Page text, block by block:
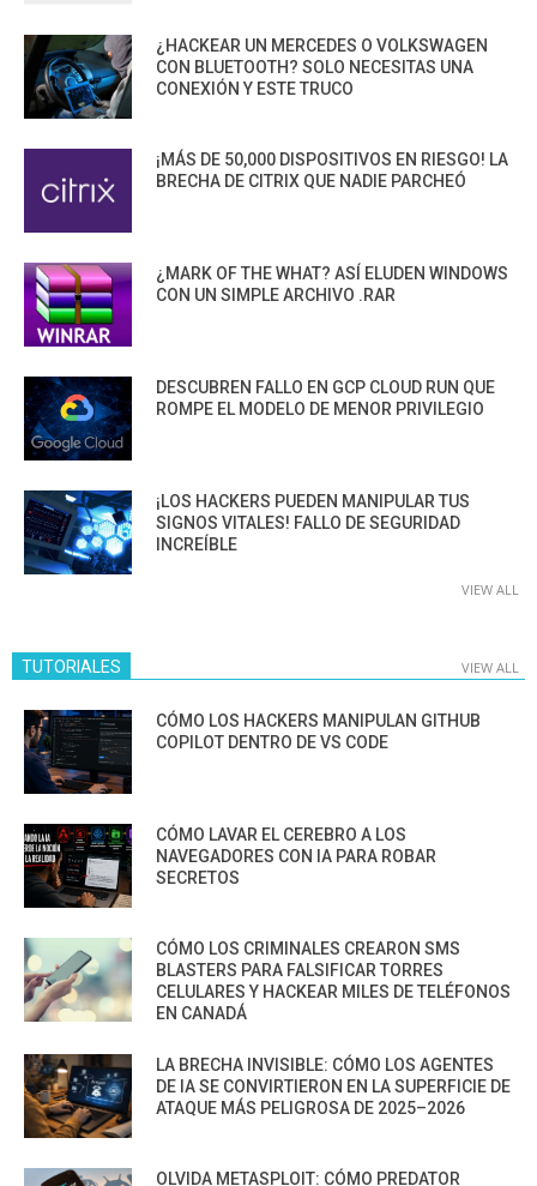
¿HACKEAR UN MERCEDES O VOLKSWAGEN
CON BLUETOOTH? SOLO NECESITAS UNA
CONEXIÓN Y ESTE TRUCO
¡MÁS DE 50,000 DISPOSITIVOS EN RIESGO! LA
BRECHA DE CITRIX QUE NADIE PARCHEÓ
¿MARK OF THE WHAT? ASÍ ELUDEN WINDOWS
CON UN SIMPLE ARCHIVO .RAR
DESCUBREN FALLO EN GCP CLOUD RUN QUE
ROMPE EL MODELO DE MENOR PRIVILEGIO
¡LOS HACKERS PUEDEN MANIPULAR TUS
SIGNOS VITALES! FALLO DE SEGURIDAD
INCREÍBLE
VIEW ALL
TUTORIALES VIEW ALL
CÓMO LOS HACKERS MANIPULAN GITHUB
COPILOT DENTRO DE VS CODE
CÓMO LAVAR EL CEREBRO A LOS
NAVEGADORES CON IA PARA ROBAR
SECRETOS
CÓMO LOS CRIMINALES CREARON SMS
BLASTERS PARA FALSIFICAR TORRES
CELULARES Y HACKEAR MILES DE TELÉFONOS
EN CANADÁ
LA BRECHA INVISIBLE: CÓMO LOS AGENTES
DE IA SE CONVIRTIERON EN LA SUPERFICIE DE
ATAQUE MÁS PELIGROSA DE 2025–2026
OLVIDA METASPLOIT: CÓMO PREDATOR